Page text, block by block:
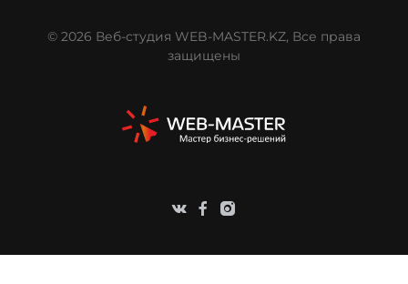
© 2026 Веб-студия WEB-MASTER.KZ, Все права
защищены